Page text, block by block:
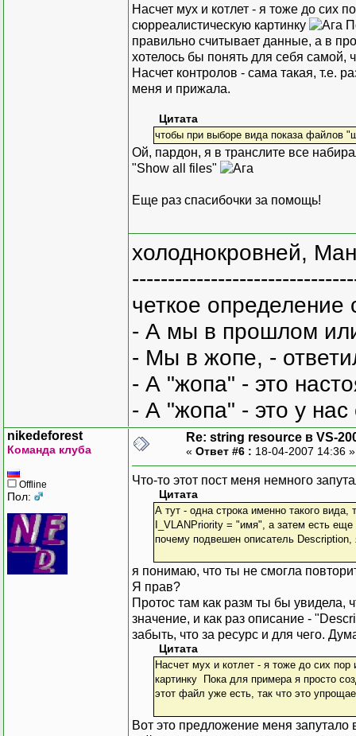
Насчет мух и котлет - я тоже до сих
сюрреалистическую картинку
правильно считывает данные, а в
хотелось бы понять для себя самой,
Насчет контролов - сама такая, т.е.
меня и прижала.
Цитата
чтобы при выборе вида показа файлов
Ой, пардон, я в транслите все
"Show all files"
Еще раз спасибочки за помощь!
холоднокровней,
четкое
- А мы в прошлом
- Мы в жопе, -
- А "жопа" - это
- А "жопа" - это у
nikedeforest
Команда клуба
Offline
Пол:
Re: string resource в VS-
« Ответ #6 : 18-04-2007 14:36
Что-то этот пост меня немного
Цитата
А тут - одна строка именно такого вида,
I_VLANPriority = "имя", а затем есть еще
почему подвешен описатель
я понимаю, что ты не смогла
Я прав?
Протос там как разм ты бы увидела,
значение, и как раз описание -
забыть, что за ресурс и для чего.
Цитата
Насчет мух и котлет - я тоже до сих
картинку Пока для примера я просто
этот файл уже есть, так что это
Вот это предложение меня запутало